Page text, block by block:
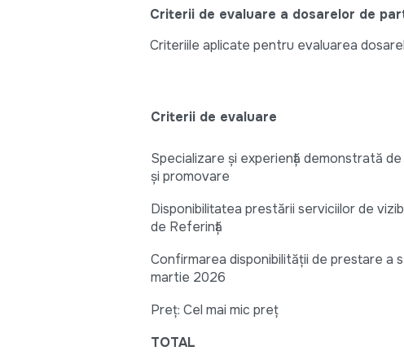
Criterii de evaluare a dosarelor de
Criteriile aplicate pentru evaluarea
Criterii de evaluare
Specializare și experiență demonstrată
și promovare
Disponibilitatea prestării serviciilor de
de Referință
Confirmarea disponibilității de prestare a
martie 2026
Preț: Cel mai mic preț
TOTAL